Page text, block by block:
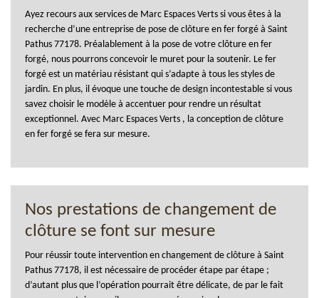
Ayez recours aux services de Marc Espaces Verts si vous êtes à la
recherche d’une entreprise de pose de clôture en fer forgé à Saint
Pathus 77178. Préalablement à la pose de votre clôture en fer
forgé, nous pourrons concevoir le muret pour la soutenir. Le fer
forgé est un matériau résistant qui s’adapte à tous les styles de
jardin. En plus, il évoque une touche de design incontestable si vous
savez choisir le modèle à accentuer pour rendre un résultat
exceptionnel. Avec Marc Espaces Verts , la conception de clôture
en fer forgé se fera sur mesure.
Nos prestations de changement de
clôture se font sur mesure
Pour réussir toute intervention en changement de clôture à Saint
Pathus 77178, il est nécessaire de procéder étape par étape ;
d’autant plus que l’opération pourrait être délicate, de par le fait